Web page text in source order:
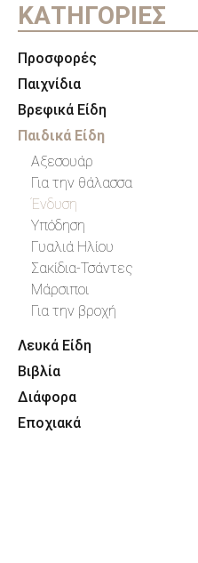
ΚΑΤΗΓΟΡΙΕΣ
Προσφορές
Παιχνίδια
Βρεφικά Είδη
Παιδικά Είδη
Αξεσουάρ
Για την θάλασσα
Ένδυση
Υπόδηση
Γυαλιά Ηλίου
Σακίδια-Τσάντες
Μάρσιποι
Για την βροχή
Λευκά Είδη
Βιβλία
Διάφορα
Εποχιακά